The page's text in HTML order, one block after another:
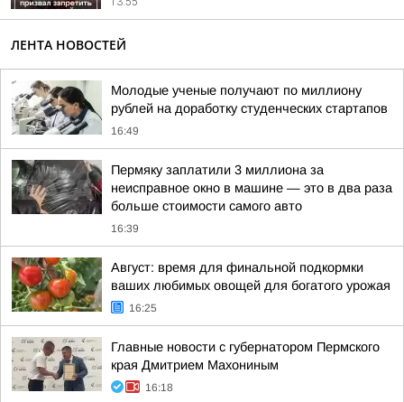
ЛЕНТА НОВОСТЕЙ
Молодые ученые получают по миллиону
рублей на доработку студенческих стартапов
16:49
Пермяку заплатили 3 миллиона за
неисправное окно в машине — это в два раза
больше стоимости самого авто
16:39
Август: время для финальной подкормки
ваших любимых овощей для богатого урожая
16:25
Главные новости с губернатором Пермского
края Дмитрием Махониным
16:18